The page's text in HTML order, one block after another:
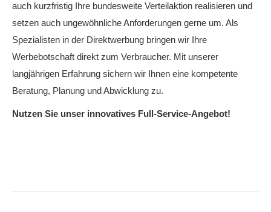
auch kurzfristig Ihre bundesweite Verteilaktion realisieren und
setzen auch ungewöhnliche Anforderungen gerne um. Als
Spezialisten in der Direktwerbung bringen wir Ihre
Werbebotschaft direkt zum Verbraucher. Mit unserer
langjährigen Erfahrung sichern wir Ihnen eine kompetente
Beratung, Planung und Abwicklung zu.
Nutzen Sie unser innovatives Full-Service-Angebot!